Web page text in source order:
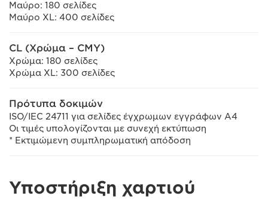
Μαύρο: 180 σελίδες
Μαύρο XL: 400 σελίδες
CL (Χρώμα – CMY)
Χρώμα: 180 σελίδες
Χρώμα XL: 300 σελίδες
Πρότυπα δοκιμών
ISO/IEC 24711 για σελίδες έγχρωμων εγγράφων A4
Οι τιμές υπολογίζονται με συνεχή εκτύπωση
* Εκτιμώμενη συμπληρωματική απόδοση
Υποστήριξη χαρτιού